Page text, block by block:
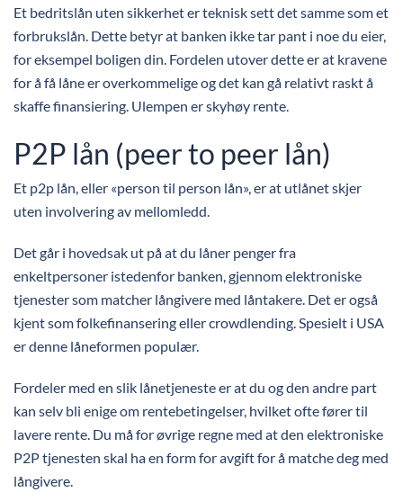
Et bedritslån uten sikkerhet er teknisk sett det samme som et
forbrukslån. Dette betyr at banken ikke tar pant i noe du eier,
for eksempel boligen din. Fordelen utover dette er at kravene
for å få låne er overkommelige og det kan gå relativt raskt å
skaffe finansiering. Ulempen er skyhøy rente.
P2P lån (peer to peer lån)
Et p2p lån, eller «person til person lån», er at utlånet skjer
uten involvering av mellomledd.
Det går i hovedsak ut på at du låner penger fra
enkeltpersoner istedenfor banken, gjennom elektroniske
tjenester som matcher långivere med låntakere. Det er også
kjent som folkefinansering eller crowdlending. Spesielt i USA
er denne låneformen populær.
Fordeler med en slik lånetjeneste er at du og den andre part
kan selv bli enige om rentebetingelser, hvilket ofte fører til
lavere rente. Du må for øvrige regne med at den elektroniske
P2P tjenesten skal ha en form for avgift for å matche deg med
långivere.